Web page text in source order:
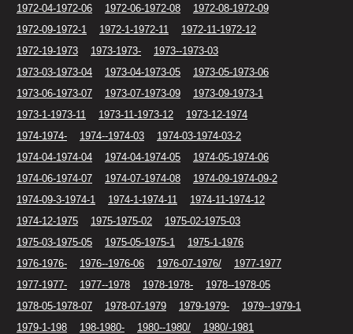
1972-04-1972-06
1972-06-1972-08
1972-08-1972-09
1972-09-1972-1
1972-1-1972-11
1972-11-1972-12
1972-19-1973
1973-1973-
1973--1973-03
1973-03-1973-04
1973-04-1973-05
1973-05-1973-06
1973-06-1973-07
1973-07-1973-09
1973-09-1973-1
1973-1-1973-11
1973-11-1973-12
1973-12-1974
1974-1974-
1974--1974-03
1974-03-1974-03-2
1974-04-1974-04
1974-04-1974-05
1974-05-1974-06
1974-06-1974-07
1974-07-1974-08
1974-09-1974-09-2
1974-09-3-1974-1
1974-1-1974-11
1974-11-1974-12
1974-12-1975
1975-1975-02
1975-02-1975-03
1975-03-1975-05
1975-05-1975-1
1975-1-1976
1976-1976-
1976--1976-06 1976-07-1976/
1977-1977
1977-1977-
1977--1978 1978-1978-
1978--1978-05
1978-05-1978-07
1978-07-1979 1979-1979-
1979--1979-1
1979-1-198
198-1980- 1980--1980/
1980/-1981